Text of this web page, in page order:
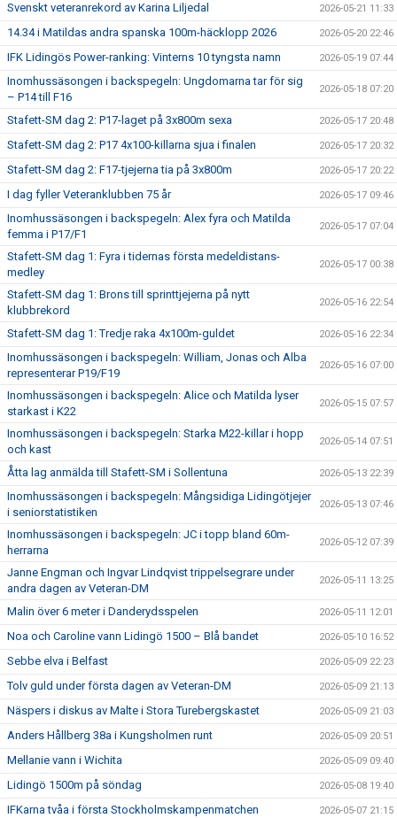
Svenskt veteranrekord av Karina Liljedal 2026-05-21 11:33
14.34 i Matildas andra spanska 100m-häcklopp 2026 2026-05-20 22:46
IFK Lidingös Power-ranking: Vinterns 10 tyngsta namn 2026-05-19 07:44
Inomhussäsongen i backspegeln: Ungdomarna tar för sig
– P14 till F16
2026-05-18 07:20
Stafett-SM dag 2: P17-laget på 3x800m sexa 2026-05-17 20:48
Stafett-SM dag 2: P17 4x100-killarna sjua i finalen 2026-05-17 20:32
Stafett-SM dag 2: F17-tjejerna tia på 3x800m 2026-05-17 20:22
I dag fyller Veteranklubben 75 år 2026-05-17 09:46
Inomhussäsongen i backspegeln: Alex fyra och Matilda
femma i P17/F1
2026-05-17 07:04
Stafett-SM dag 1: Fyra i tidernas första medeldistans-
medley
2026-05-17 00:38
Stafett-SM dag 1: Brons till sprinttjejerna på nytt
klubbrekord
2026-05-16 22:54
Stafett-SM dag 1: Tredje raka 4x100m-guldet 2026-05-16 22:34
Inomhussäsongen i backspegeln: William, Jonas och Alba
representerar P19/F19
2026-05-16 07:00
Inomhussäsongen i backspegeln: Alice och Matilda lyser
starkast i K22
2026-05-15 07:57
Inomhussäsongen i backspegeln: Starka M22-killar i hopp
och kast
2026-05-14 07:51
Åtta lag anmälda till Stafett-SM i Sollentuna 2026-05-13 22:39
Inomhussäsongen i backspegeln: Mångsidiga Lidingötjejer
i seniorstatistiken
2026-05-13 07:46
Inomhussäsongen i backspegeln: JC i topp bland 60m-
herrarna
2026-05-12 07:39
Janne Engman och Ingvar Lindqvist trippelsegrare under
andra dagen av Veteran-DM
2026-05-11 13:25
Malin över 6 meter i Danderydsspelen 2026-05-11 12:01
Noa och Caroline vann Lidingö 1500 – Blå bandet 2026-05-10 16:52
Sebbe elva i Belfast 2026-05-09 22:23
Tolv guld under första dagen av Veteran-DM 2026-05-09 21:13
Näspers i diskus av Malte i Stora Turebergskastet 2026-05-09 21:03
Anders Hållberg 38a i Kungsholmen runt 2026-05-09 20:51
Mellanie vann i Wichita 2026-05-09 09:40
Lidingö 1500m på söndag 2026-05-08 19:40
IFKarna tvåa i första Stockholmskampenmatchen 2026-05-07 21:15